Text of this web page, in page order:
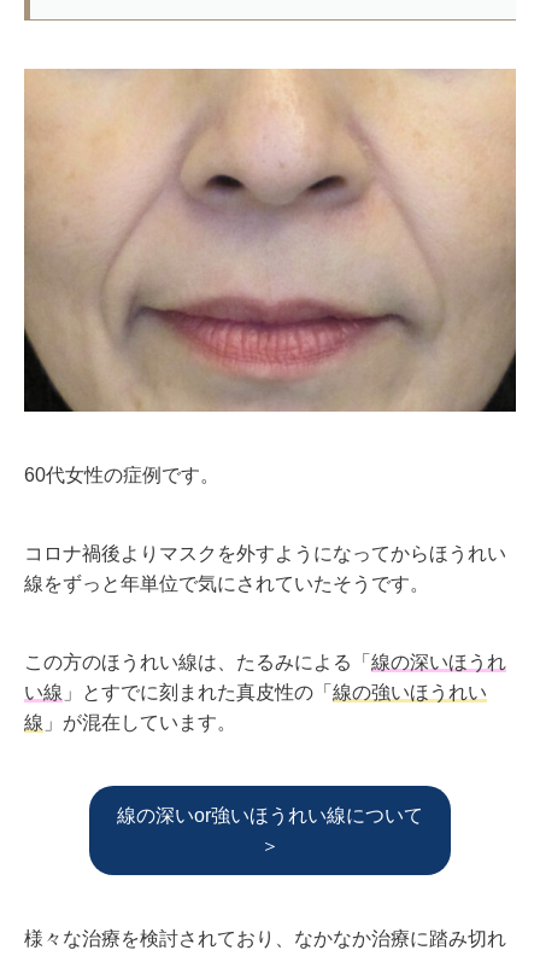
60代女性の症例です。
コロナ禍後よりマスクを外すようになってからほうれい
線をずっと年単位で気にされていたそうです。
この方のほうれい線は、たるみによる「 線の深いほうれ
い線 」とすでに刻まれた真皮性の「 線の強いほうれい
線 」が混在しています。
線の深いor強いほうれい線について
＞
様々な治療を検討されており、なかなか治療に踏み切れ